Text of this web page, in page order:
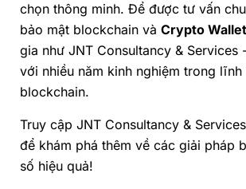
chọn thông minh. Để được tư vấn
bảo mật blockchain và Crypto Wallet
gia như JNT Consultancy & Services
với nhiều năm kinh nghiệm trong
blockchain.
Truy cập JNT Consultancy & Services
để khám phá thêm về các giải pháp
số hiệu quả!